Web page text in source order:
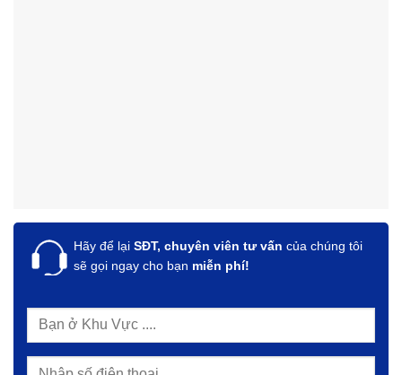
Hãy để lại SĐT, chuyên viên tư vấn của chúng tôi
sẽ gọi ngay cho bạn miễn phí!